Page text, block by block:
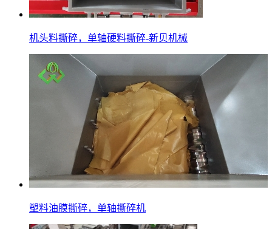
机头料撕碎，单轴硬料撕碎-新贝机械
塑料油膜撕碎，单轴撕碎机